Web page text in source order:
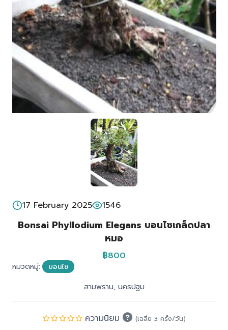
17 February 2025 1546
Bonsai Phyllodium Elegans บอนไซเกล็ดปลา
หมอ
฿800
หมวดหมู่: บอนไซ
สามพราน, นครปฐม
ความนิยม (เฉลี่ย 3 ครั้ง/วัน)